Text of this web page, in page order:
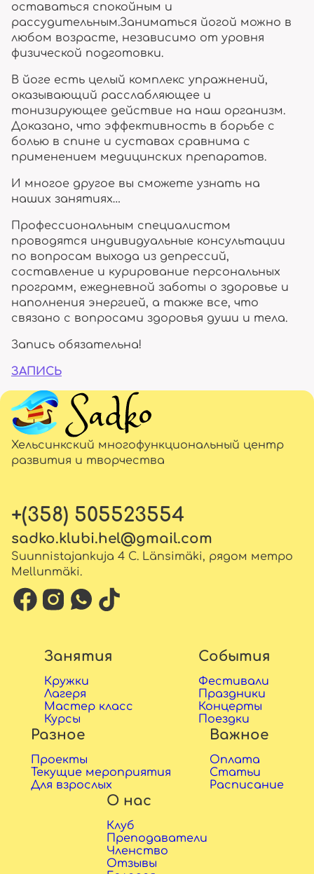
оставаться спокойным и
рассудительным.Заниматься йогой можно в
любом возрасте, независимо от уровня
физической подготовки.
В йоге есть целый комплекс упражнений,
оказывающий расслабляющее и
тонизирующее действие на наш организм.
Доказано, что эффективность в борьбе с
болью в спине и суставах сравнима с
применением медицинских препаратов.
И многое другое вы сможете узнать на
наших занятиях…
Профессиональным специалистом
проводятся индивидуальные консультации
по вопросам выхода из депрессий,
составление и курирование персональных
программ, ежедневной заботы о здоровье и
наполнения энергией, а также все, что
связано с вопросами здоровья души и тела.
Запись обязательна!
ЗАПИСЬ
Хельсинкский многофункциональный центр
развития и творчества
+(358) 505523554
sadko.klubi.hel@gmail.com
Suunnistajankuja 4 C. Länsimäki, рядом метро
Mellunmäki.
Занятия
Кружки
Лагеря
Мастер класс
Курсы
События
Фестивали
Праздники
Концерты
Поездки
Разное
Проекты
Текущие мероприятия
Для взрослых
Важное
Оплата
Статьи
Расписание
О нас
Клуб
Преподаватели
Членство
Отзывы